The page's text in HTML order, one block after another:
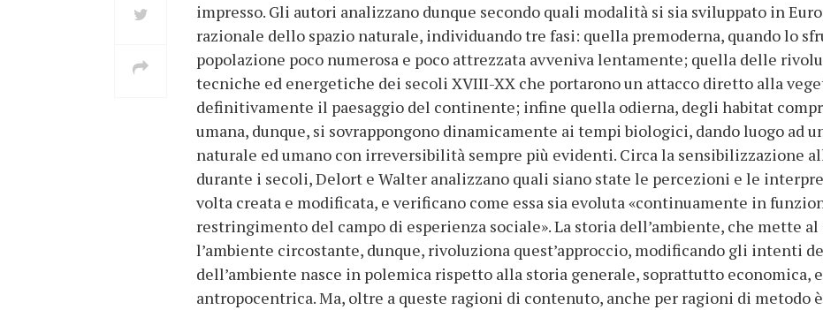
impresso. Gli autori analizzano dunque secondo quali modalità si sia sviluppato in
razionale dello spazio naturale, individuando tre fasi: quella premoderna, quando lo
popolazione poco numerosa e poco attrezzata avveniva lentamente; quella delle
tecniche ed energetiche dei secoli XVIII-XX che portarono un attacco diretto alla
definitivamente il paesaggio del continente; infine quella odierna, degli habitat
umana, dunque, si sovrappongono dinamicamente ai tempi biologici, dando luogo ad
naturale ed umano con irreversibilità sempre più evidenti. Circa la sensibilizzazione
durante i secoli, Delort e Walter analizzano quali siano state le percezioni e le
volta creata e modificata, e verificano come essa sia evoluta «continuamente in
restringimento del campo di esperienza sociale». La storia dell’ambiente, che mette
l’ambiente circostante, dunque, rivoluziona quest’approccio, modificando gli intenti
dell’ambiente nasce in polemica rispetto alla storia generale, soprattutto economica,
antropocentrica. Ma, oltre a queste ragioni di contenuto, anche per ragioni di metodo